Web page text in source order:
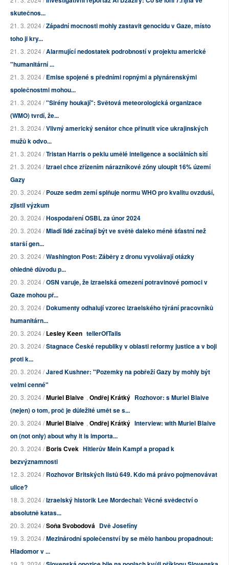
skutečnos...
21. 3. 2024 /Západní mocnosti mohly zastavit genocidu v Gaze, místo
toho ji kry...
21. 3. 2024 /Alarmující nedostatek podrobností v projektu americké
"humanitární ...
21. 3. 2024 /Emise spojené s předními ropnými a plynárenskými
společnostmi mohou...
21. 3. 2024 /"Sirény houkají": Světová meteorologická organizace
(WMO) tvrdí, že...
21. 3. 2024 /Vlivný americký senátor chce přinutit více ukrajinských
mužů k odvo...
21. 3. 2024 /Tristan Harris o peklu umělé inteligence a sociálních sítí
21. 3. 2024 /Izrael chce zřízením nárazníkové zóny uloupit 16% území
Gazy
20. 3. 2024 /Pouze sedm zemí splňuje normu WHO pro kvalitu ovzduší,
zjistil výzkum
20. 3. 2024 /Hospodaření OSBL za únor 2024
20. 3. 2024 /Mladí lidé začínají být ve světě daleko méně šťastní než
starší gen...
20. 3. 2024 /Washington Post: Záběry z dronu vyvolávají otázky
ohledně důvodu p...
20. 3. 2024 /OSN varuje, že izraelská omezení potravinové pomoci v
Gaze mohou př...
20. 3. 2024 /Dokumenty odhalují vzorec izraelského týrání pracovníků
humanitárn...
20. 3. 2024 /Lesley Keen tellerOfTails
20. 3. 2024 /Stagnace České republiky v oblasti reformy justice a v boji
proti k...
20. 3. 2024 /Jared Kushner: "Pozemky na pobřeží Gazy by mohly být
velmi cenné"
20. 3. 2024 /Muriel Blaive , Ondřej Krátký Rozhovor: s Muriel Blaive
(nejen) o tom, proč je důležité umět se s...
20. 3. 2024 /Muriel Blaive , Ondřej Krátký Interview: with Muriel Blaive
on (not only) about why it is importa...
20. 3. 2024 /Boris Cvek Hitlerův Mein Kampf a propad k
bezvýznamnosti
12. 3. 2024 /Rozhovor Britských listů 649. Kdo má právo pojmenovávat
ulice?
18. 3. 2024 /Izraelský historik Lee Mordechai: Věcné svědectví o
absolutně katas...
20. 3. 2024 /Soňa Svobodová Dvě Josefíny
19. 3. 2024 /Mezinárodní společenství by se mělo hanbou propadnout:
Hladomor v ...